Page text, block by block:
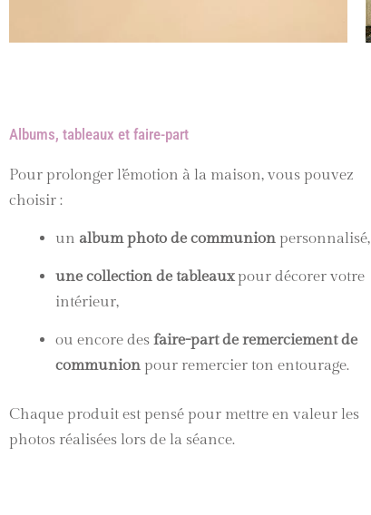
Albums, tableaux et faire-part
Pour prolonger l’émotion à la maison, vous pouvez
choisir :
un album photo de communion personnalisé,
une collection de tableauxpour décorer votre
intérieur,
ou encore des faire-part de remerciement de
communion pour remercier ton entourage.
Chaque produit est pensé pour mettre en valeur les
photos réalisées lors de la séance.